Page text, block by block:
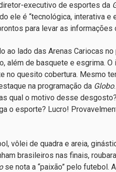
executivo de esportes da
ele é “tecnológica, interativa e
para levar as
ao lado das Arenas Cariocas
além de basquete e esgrima.
no quesito cobertura. Mesmo
na programação da Globo
qual o motivo desse
o esporte? Lucro!
vôlei de quadra e areia,
brasileiros nas finais,
se nota a “paixão” pelo futebol.